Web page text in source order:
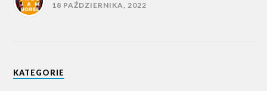
18 PAŹDZIERNIKA, 2022
KATEGORIE